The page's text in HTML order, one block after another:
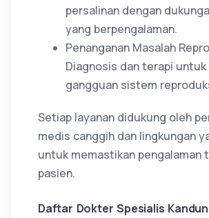
persalinan dengan
yang berpengalaman.
Penanganan Masalah
Diagnosis dan terapi untuk
gangguan sistem
Setiap layanan didukung oleh
medis canggih dan lingkungan
untuk memastikan pengalaman
pasien.
Daftar Dokter Spesialis